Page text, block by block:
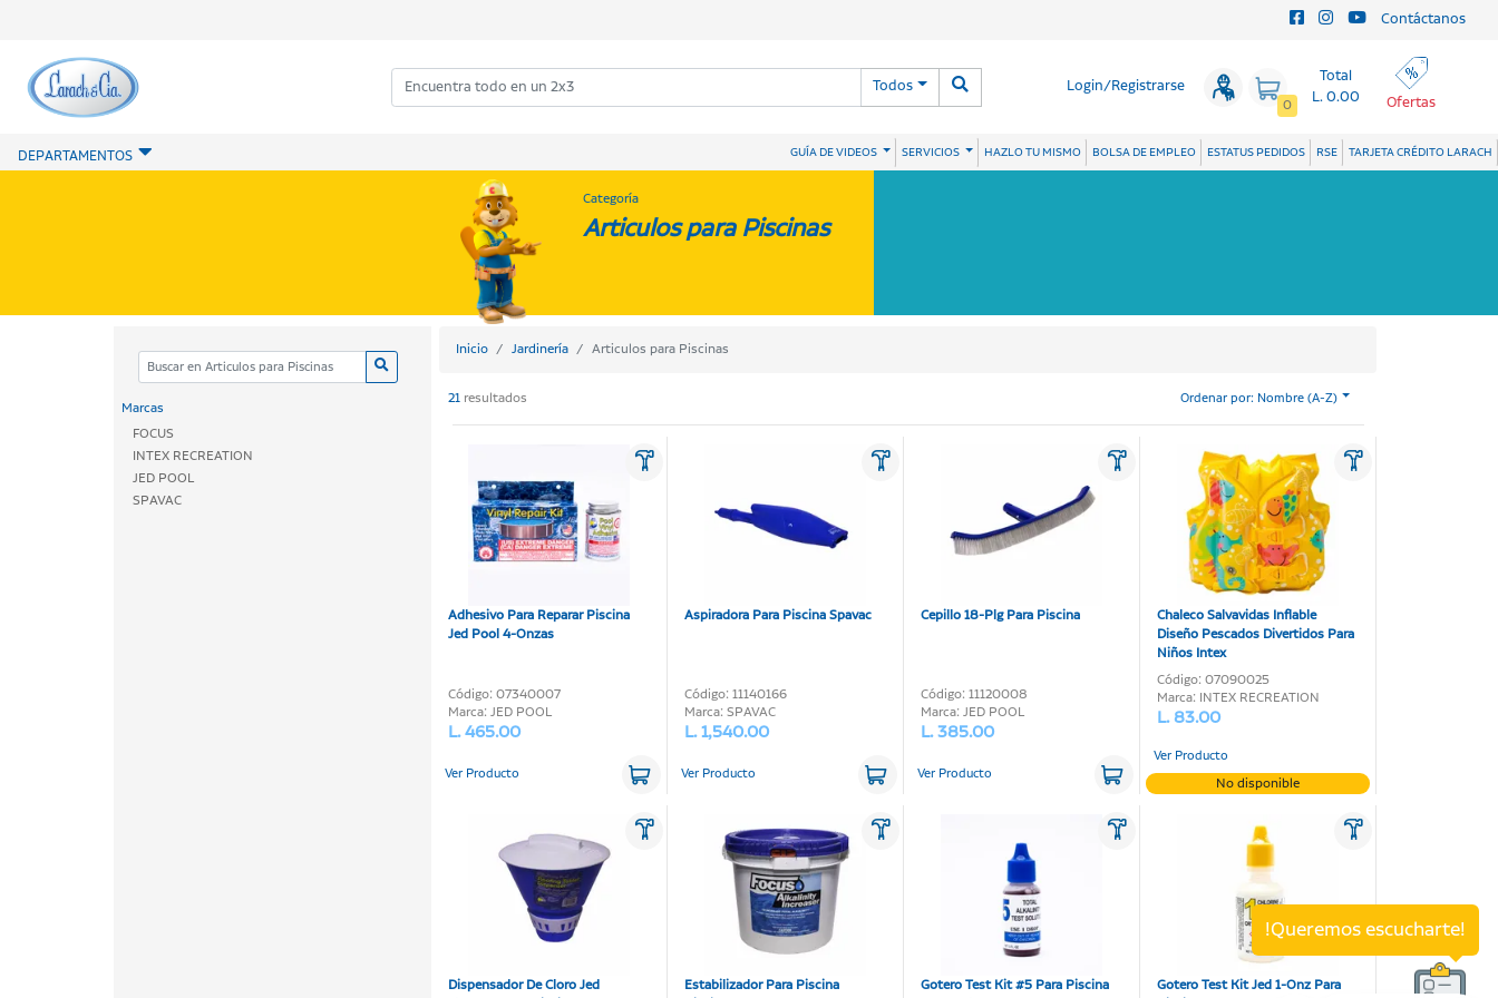
Contáctanos
Todos Login/Registrarse
0
Total
L. 0.00
Ofertas
DEPARTAMENTOS GUÍA DE VIDEOS SERVICIOS HAZLO TU MISMO BOLSA DE EMPLEO ESTATUS PEDIDOS RSE TARJETA CRÉDITO LARACH
Categoría
Articulos para Piscinas
Marcas
FOCUS
INTEX RECREATION
JED POOL
SPAVAC
Inicio Jardinería Articulos para Piscinas
21 resultados Ordenar por: Nombre (A-Z)
Adhesivo Para Reparar Piscina
Jed Pool 4-Onzas
Código: 07340007
Marca: JED POOL
L. 465.00
Ver Producto
Aspiradora Para Piscina Spavac
Código: 11140166
Marca: SPAVAC
L. 1,540.00
Ver Producto
Cepillo 18-Plg Para Piscina
Código: 11120008
Marca: JED POOL
L. 385.00
Ver Producto
Chaleco Salvavidas Inflable
Diseño Pescados Divertidos Para
Niños Intex
Código: 07090025
Marca: INTEX RECREATION
L. 83.00
Ver Producto
No disponible
Dispensador De Cloro Jed
Estabilizador Para Piscina
Gotero Test Kit #5 Para Piscina
Gotero Test Kit Jed 1-Onz Para
!Queremos escucharte!